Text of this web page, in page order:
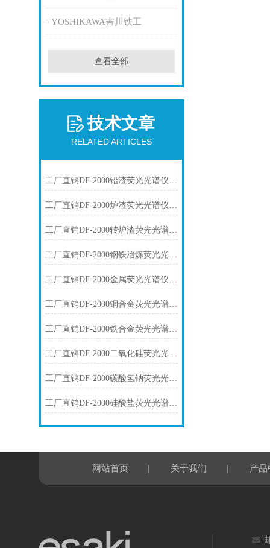
YOSHIKAWA吉川铁工
查看全部
技术文章
RELATED ARTICLES
工厂直销DF-2000铅渣荧光光谱仪技术参数
工厂直销DF-2000炉渣荧光光谱仪技术参数
工厂直销DF-2000转炉渣荧光光谱仪技术参数
工厂直销DF-2000钢铁冶炼荧光光谱仪技术参数
工厂直销DF-2000金属荧光光谱仪技术参数
工厂直销DF-2000铜合金荧光光谱仪技术参数
工厂直销DF-2000铁合金荧光光谱仪技术参数
工厂直销DF-2000二氧化硅荧光光谱仪技术参数
工厂直销DF-2000碳酸氢钠荧光光谱仪技术参数
工厂直销DF-2000硅酸盐荧光光谱仪技术参数
网站首页 | 关于我们 | 产品